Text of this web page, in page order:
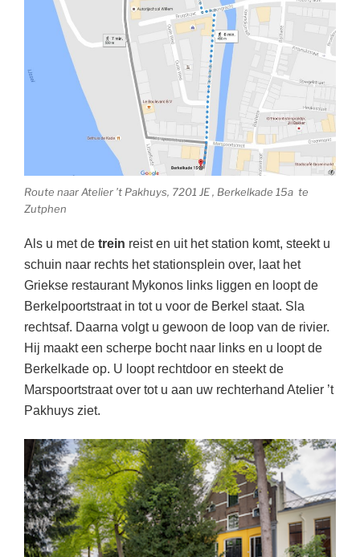
Route naar Atelier ’t Pakhuys, 7201 JE , Berkelkade 15a te
Zutphen
Als u met de trein reist en uit het station komt, steekt u
schuin naar rechts het stationsplein over, laat het
Griekse restaurant Mykonos links liggen en loopt de
Berkelpoortstraat in tot u voor de Berkel staat. Sla
rechtsaf. Daarna volgt u gewoon de loop van de rivier.
Hij maakt een scherpe bocht naar links en u loopt de
Berkelkade op. U loopt rechtdoor en steekt de
Marspoortstraat over tot u aan uw rechterhand Atelier ’t
Pakhuys ziet.